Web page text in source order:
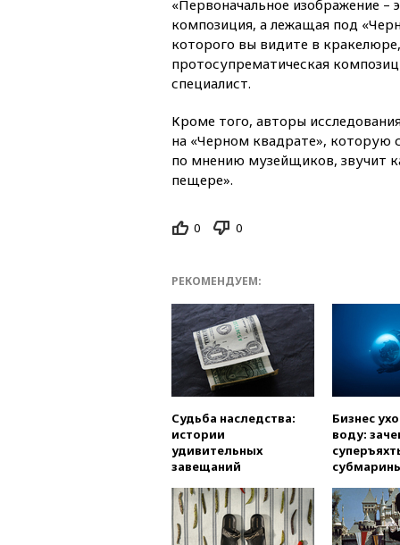
«Первоначальное изображение –
композиция, а лежащая под
которого вы видите в
протосупрематическая
специалист.
Кроме того, авторы
на «Черном квадрате», которую
по мнению музейщиков, звучит
пещере».
0 0
РЕКОМЕНДУЕМ:
Судьба наследства:
истории
удивительных
завещаний
Бизнес
воду: